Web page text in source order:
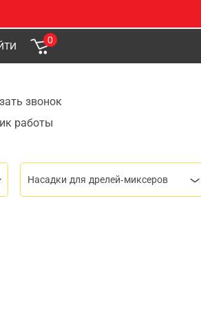
0
звонок
работы
Насадки для дрелей-миксеров